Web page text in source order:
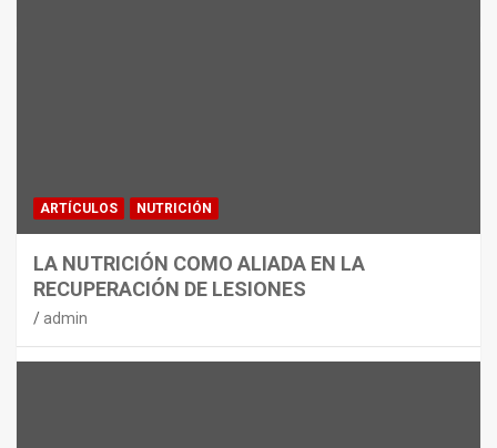
ARTÍCULOS NUTRICIÓN
LA NUTRICIÓN COMO ALIADA EN LA
RECUPERACIÓN DE LESIONES
admin